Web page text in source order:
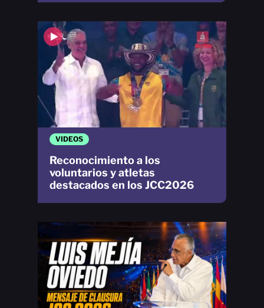
VIDEOS
Reconocimiento a los
voluntarios y atletas
destacados en los JCC2026